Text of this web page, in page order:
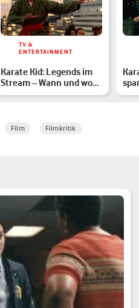
TV &
ENTERTAINMENT
Karate Kid: Legends im
Stream – Wann und wo
startet der Film im H…
Film Filmkritik